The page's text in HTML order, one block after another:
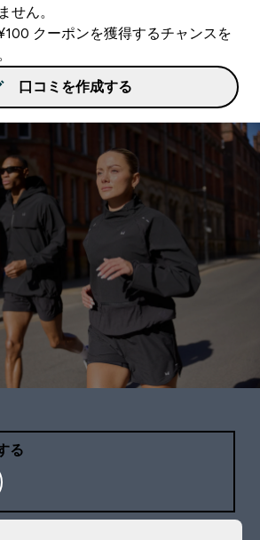
せん。
クーポンを獲得するチャンスを
口コミを作成する
る